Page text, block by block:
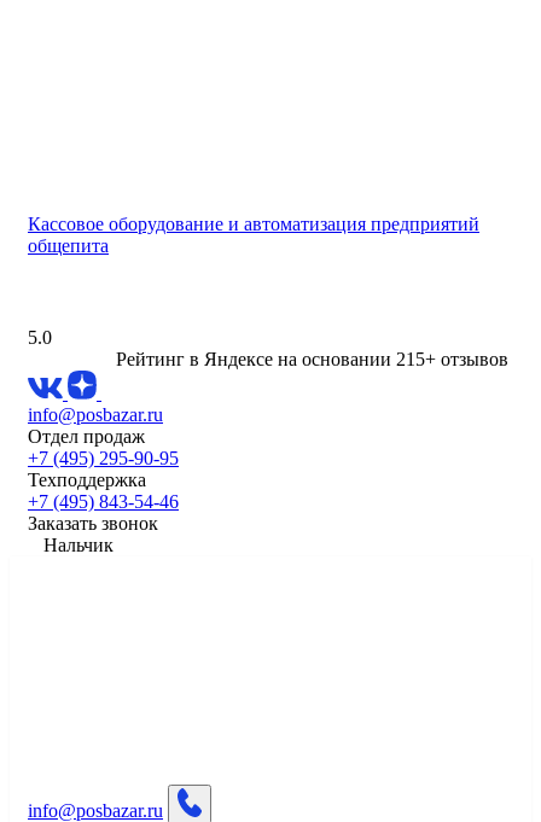
Кассовое оборудование и автоматизация предприятий
общепита
5.0
Рейтинг в Яндексе на основании 215+ отзывов
info@posbazar.ru
Отдел продаж
+7 (495) 295-90-95
Техподдержка
+7 (495) 843-54-46
Заказать звонок
Нальчик
info@posbazar.ru